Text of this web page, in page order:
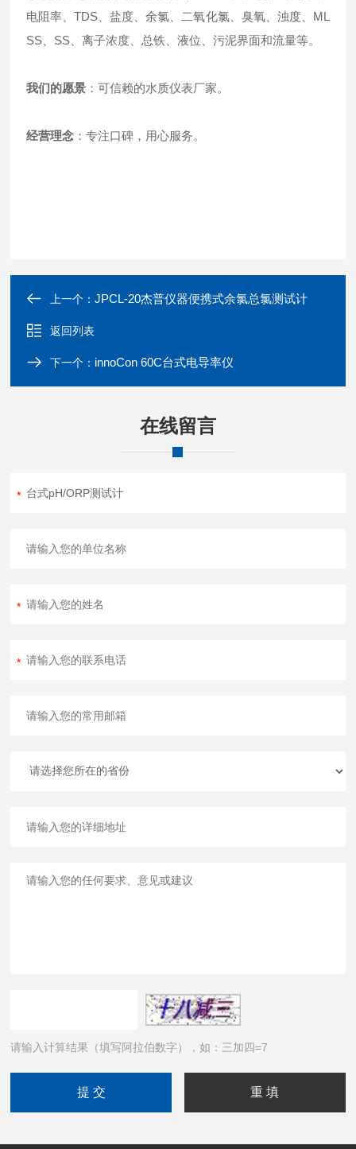
电阻率、TDS、盐度、余氯、二氧化氯、臭氧、浊度、ML
SS、SS、离子浓度、总铁、液位、污泥界面和流量等。
我们的愿景 ：可信赖的水质仪表厂家。
经营理念 ：专注口碑，用心服务。
上一个：JPCL-20杰普仪器便携式余氯总氯测试计
返回列表
下一个： innoCon 60C台式电导率仪
在线留言
请输入计算结果（填写阿拉伯数字），如：三加四=7